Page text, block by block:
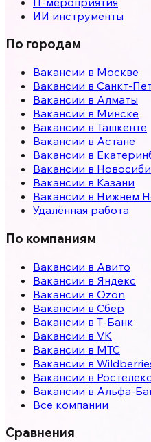
ИИ инструменты
По городам
Вакансии в Москве
Вакансии в Санкт-
Вакансии в Алматы
Вакансии в Минске
Вакансии в Ташкенте
Вакансии в Астане
Вакансии в
Вакансии в
Вакансии в Казани
Вакансии в Нижнем
Удалённая работа
По компаниям
Вакансии в Авито
Вакансии в Яндекс
Вакансии в Ozon
Вакансии в Сбер
Вакансии в Т-Банк
Вакансии в VK
Вакансии в МТС
Вакансии в
Вакансии в
Вакансии в Альфа-
Все компании
Сравнения